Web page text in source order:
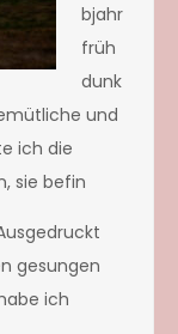
bjahr
früh
dunk
und
ich die
sie befin
gesungen
ich